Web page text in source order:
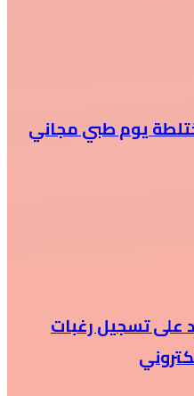
يوم طبي مجاني
على تسجيل رغبات